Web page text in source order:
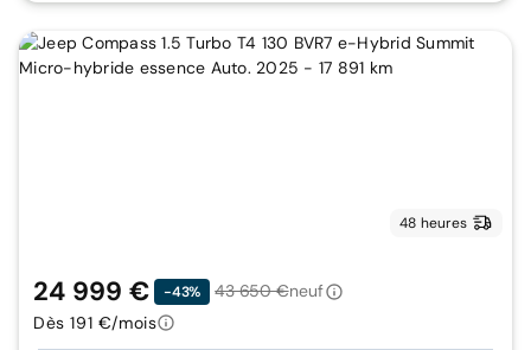
48 heures
24 999 € -43% 43 650 €neuf
Dès 191 €/mois